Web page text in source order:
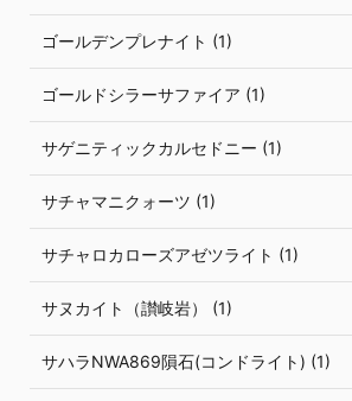
ゴールデンプレナイト (1)
ゴールドシラーサファイア (1)
サゲニティックカルセドニー (1)
サチャマニクォーツ (1)
サチャロカローズアゼツライト (1)
サヌカイト（讃岐岩） (1)
サハラNWA869隕石(コンドライト) (1)